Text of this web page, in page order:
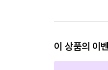
이 상품의 이